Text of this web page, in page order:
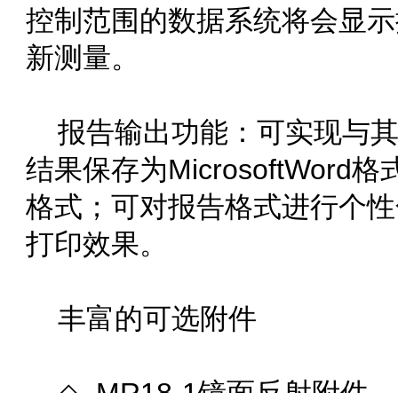
控制范围的数据系统将会显示
新测量。
报告输出功能：可实现与
结果保存为MicrosoftWord格式
格式；可对报告格式进行个
打印效果。
丰富的可选附件